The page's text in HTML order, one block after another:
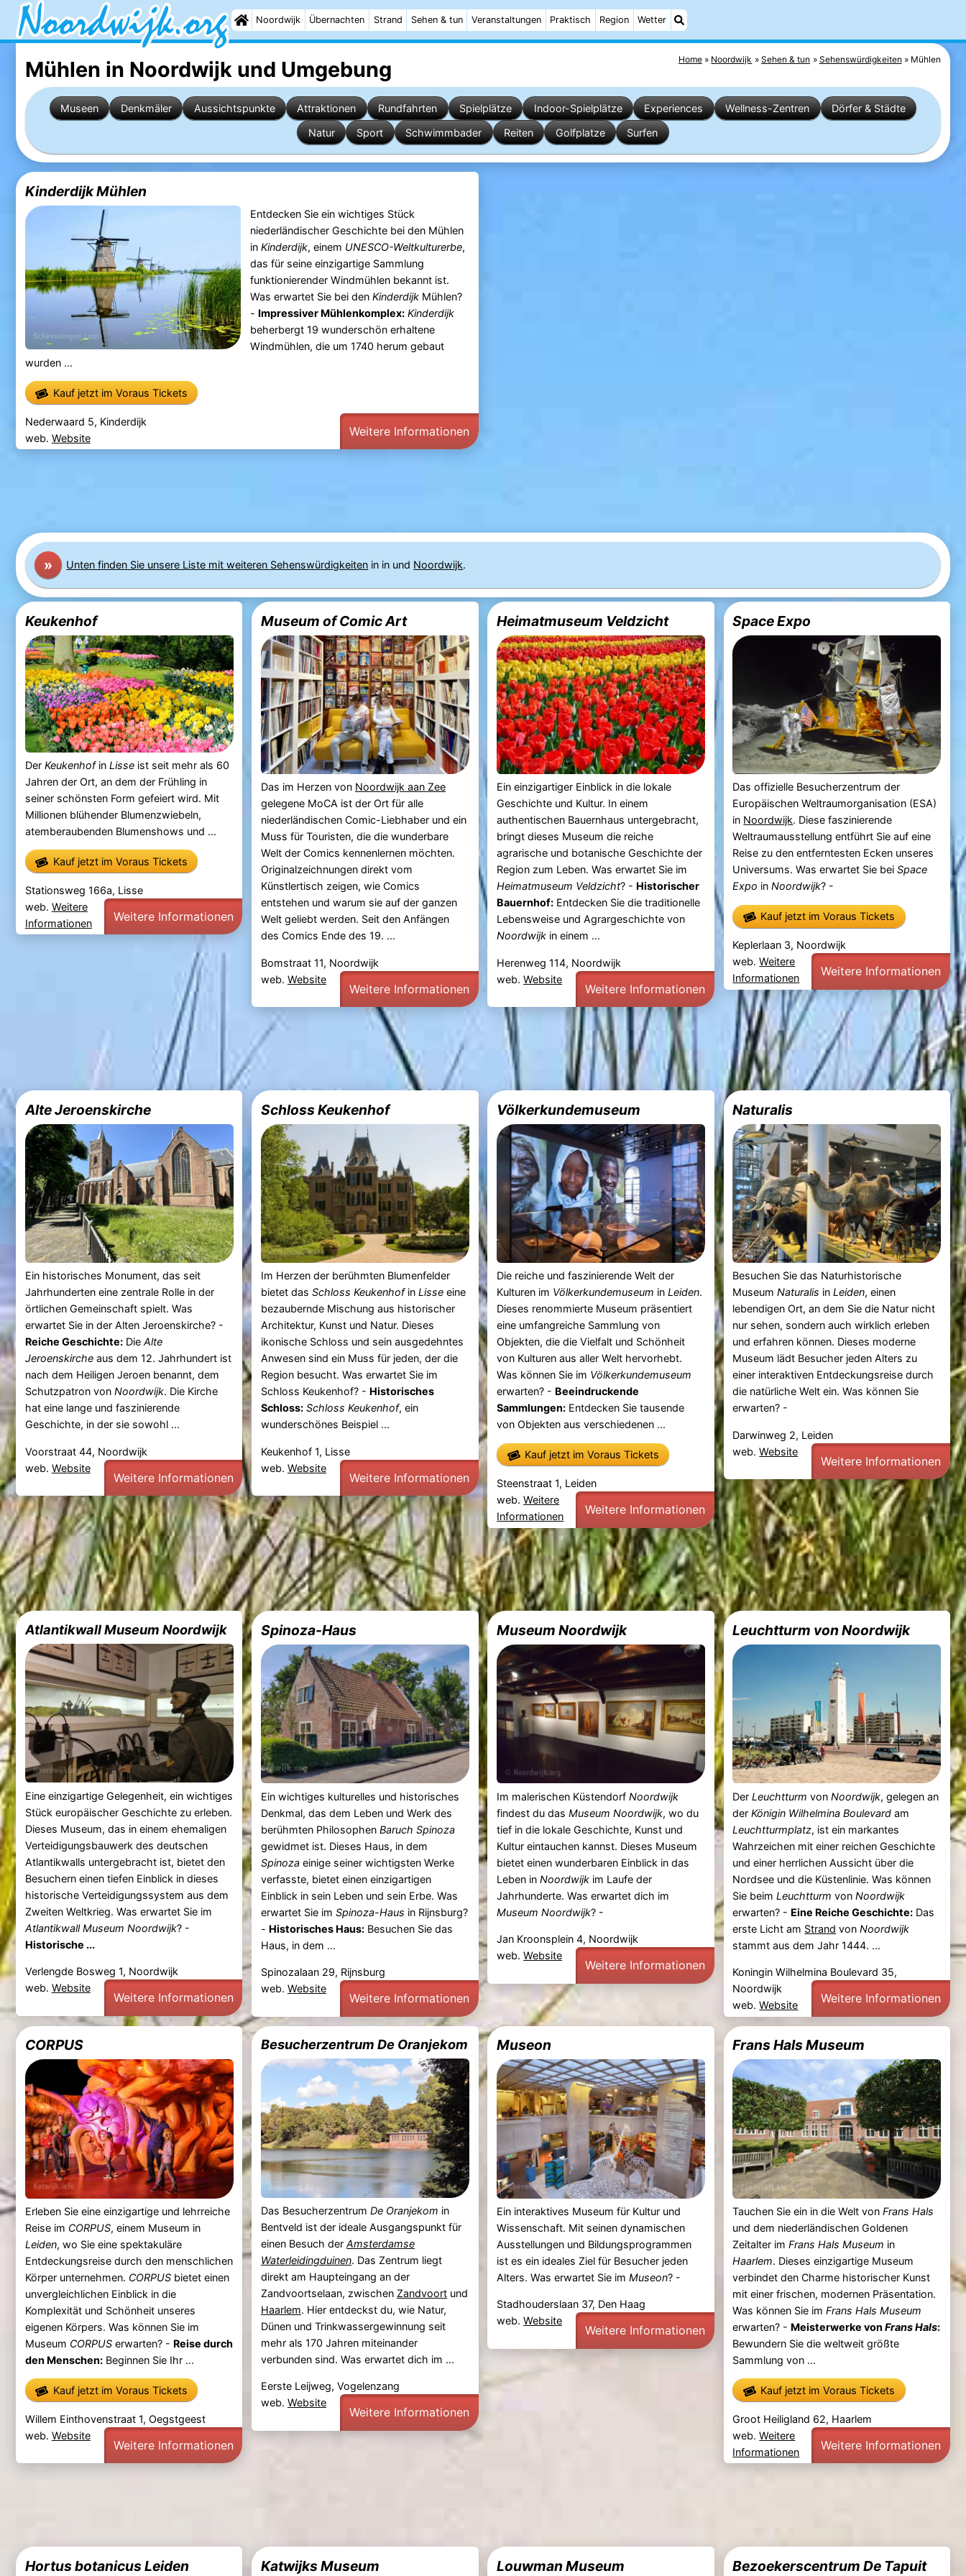
Noordwijk Übernachten Strand Sehen & tun Veranstaltungen Praktisch Region Wetter
Home Noordwijk Sehen & tun Sehenswürdigkeiten Mühlen
Mühlen in Noordwijk und Umgebung
Museen Denkmäler Aussichtspunkte Attraktionen Rundfahrten Spielplätze Indoor-Spielplätze Experiences Wellness-Zentren
Dörfer & Städte
Natur
Sport Schwimmbader Reiten Golfplatze Surfen
Kinderdijk Mühlen
Entdecken Sie ein wichtiges Stück
niederländischer Geschichte bei den Mühlen
in Kinderdijk, einem UNESCO-Weltkulturerbe,
das für seine einzigartige Sammlung
funktionierender Windmühlen bekannt ist.
Was erwartet Sie bei den KinderdijkMühlen?
- Impressiver Mühlenkomplex: Kinderdijk
beherbergt 19 wunderschön erhaltene
Windmühlen, die um 1740 herum gebaut
wurden ...
Kauf jetzt im Voraus Tickets
Nederwaard 5, Kinderdijk
web. Website Weitere Informationen
» Unten finden Sie unsere Liste mit weiteren Sehenswürdigkeiten in in und Noordwijk.
Keukenhof
Der Keukenhofin Lisseist seit mehr als 60
Jahren der Ort, an dem der Frühling in
seiner schönsten Form gefeiert wird. Mit
Millionen blühender Blumenzwiebeln,
atemberaubenden Blumenshows und ...
Kauf jetzt im Voraus Tickets
Stationsweg 166a, Lisse
web. Weitere
Informationen
Weitere Informationen
Museum of Comic Art
Das im Herzen von Noordwijk aan Zee
gelegene MoCA ist der Ort für alle
niederländischen Comic-Liebhaber und ein
Muss für Touristen, die die wunderbare
Welt der Comics kennenlernen möchten.
Originalzeichnungen direkt vom
Künstlertisch zeigen, wie Comics
entstehen und warum sie auf der ganzen
Welt geliebt werden. Seit den Anfängen
des Comics Ende des 19. ...
Bomstraat 11, Noordwijk
web. Website
Weitere Informationen
Heimatmuseum Veldzicht
Ein einzigartiger Einblick in die lokale
Geschichte und Kultur. In einem
authentischen Bauernhaus untergebracht,
bringt dieses Museum die reiche
agrarische und botanische Geschichte der
Region zum Leben. Was erwartet Sie im
Heimatmuseum Veldzicht? - Historischer
Bauernhof: Entdecken Sie die traditionelle
Lebensweise und Agrargeschichte von
Noordwijk in einem ...
Herenweg 114, Noordwijk
web.Website
Weitere Informationen
Space Expo
Das offizielle Besucherzentrum der
Europäischen Weltraumorganisation (ESA)
in Noordwijk. Diese faszinierende
Weltraumausstellung entführt Sie auf eine
Reise zu den entferntesten Ecken unseres
Universums. Was erwartet Sie beiSpace
Expo inNoordwijk? -
Kauf jetzt im Voraus Tickets
Keplerlaan 3, Noordwijk
web.Weitere
Informationen
Weitere Informationen
Alte Jeroenskirche
Ein historisches Monument, das seit
Jahrhunderten eine zentrale Rolle in der
örtlichen Gemeinschaft spielt. Was
erwartet Sie in der Alten Jeroenskirche? -
Reiche Geschichte:Die Alte
Jeroenskircheaus dem 12. Jahrhundert ist
nach dem Heiligen Jeroen benannt, dem
Schutzpatron von Noordwijk. Die Kirche
hat eine lange und faszinierende
Geschichte, in der sie sowohl ...
Voorstraat 44, Noordwijk
web. Website
Weitere Informationen
Schloss Keukenhof
Im Herzen der berühmten Blumenfelder
bietet das Schloss Keukenhofin Lisseeine
bezaubernde Mischung aus historischer
Architektur, Kunst und Natur. Dieses
ikonische Schloss und sein ausgedehntes
Anwesen sind ein Muss für jeden, der die
Region besucht. Was erwartet Sie im
Schloss Keukenhof? - Historisches
Schloss: Schloss Keukenhof, ein
wunderschönes Beispiel ...
Keukenhof 1, Lisse
web. Website
Weitere Informationen
Völkerkundemuseum
Die reiche und faszinierende Welt der
Kulturen im Völkerkundemuseum inLeiden.
Dieses renommierte Museum präsentiert
eine umfangreiche Sammlung von
Objekten, die die Vielfalt und Schönheit
von Kulturen aus aller Welt hervorhebt.
Was können Sie im Völkerkundemuseum
erwarten? - Beeindruckende
Sammlungen: Entdecken Sie tausende
von Objekten aus verschiedenen ...
Kauf jetzt im Voraus Tickets
Steenstraat 1, Leiden
web.Weitere
Informationen
Weitere Informationen
Naturalis
Besuchen Sie das Naturhistorische
MuseumNaturalis inLeiden, einen
lebendigen Ort, an dem Sie die Natur nicht
nur sehen, sondern auch wirklich erleben
und erfahren können. Dieses moderne
Museum lädt Besucher jeden Alters zu
einer interaktiven Entdeckungsreise durch
die natürliche Welt ein. Was können Sie
erwarten? -
Darwinweg 2, Leiden
web.Website
Weitere Informationen
Atlantikwall Museum Noordwijk
Eine einzigartige Gelegenheit, ein wichtiges
Stück europäischer Geschichte zu erleben.
Dieses Museum, das in einem ehemaligen
Verteidigungsbauwerk des deutschen
Atlantikwalls untergebracht ist, bietet den
Besuchern einen tiefen Einblick in dieses
historische Verteidigungssystem aus dem
Zweiten Weltkrieg. Was erwartet Sie im
Atlantikwall Museum Noordwijk? -
Historische ...
Verlengde Bosweg 1, Noordwijk
web. Website
Weitere Informationen
Spinoza-Haus
Ein wichtiges kulturelles und historisches
Denkmal, das dem Leben und Werk des
berühmten Philosophen Baruch Spinoza
gewidmet ist. Dieses Haus, in dem
Spinozaeinige seiner wichtigsten Werke
verfasste, bietet einen einzigartigen
Einblick in sein Leben und sein Erbe. Was
erwartet Sie im Spinoza-Haus in Rijnsburg?
- Historisches Haus:Besuchen Sie das
Haus, in dem ...
Spinozalaan 29, Rijnsburg
web. Website
Weitere Informationen
Museum Noordwijk
Im malerischen KüstendorfNoordwijk
findest du dasMuseum Noordwijk, wo du
tief in die lokale Geschichte, Kunst und
Kultur eintauchen kannst. Dieses Museum
bietet einen wunderbaren Einblick in das
Leben inNoordwijk im Laufe der
Jahrhunderte. Was erwartet dich im
Museum Noordwijk? -
Jan Kroonsplein 4, Noordwijk
web.Website
Weitere Informationen
Leuchtturm von Noordwijk
DerLeuchtturm vonNoordwijk, gelegen an
derKönigin Wilhelmina Boulevard am
Leuchtturmplatz, ist ein markantes
Wahrzeichen mit einer reichen Geschichte
und einer herrlichen Aussicht über die
Nordsee und die Küstenlinie. Was können
Sie beimLeuchtturm vonNoordwijk
erwarten? - Eine Reiche Geschichte: Das
erste Licht am Strand vonNoordwijk
stammt aus dem Jahr 1444. ...
Koningin Wilhelmina Boulevard 35,
Noordwijk
web.Website Weitere Informationen
CORPUS
Erleben Sie eine einzigartige und lehrreiche
Reise im CORPUS, einem Museum in
Leiden, wo Sie eine spektakuläre
Entdeckungsreise durch den menschlichen
Körper unternehmen. CORPUSbietet einen
unvergleichlichen Einblick in die
Komplexität und Schönheit unseres
eigenen Körpers. Was können Sie im
Museum CORPUSerwarten? - Reise durch
den Menschen:Beginnen Sie Ihr ...
Kauf jetzt im Voraus Tickets
Willem Einthovenstraat 1, Oegstgeest
web. Website
Weitere Informationen
Besucherzentrum De Oranjekom
Das Besucherzentrum De Oranjekom in
Bentveld ist der ideale Ausgangspunkt für
einen Besuch der Amsterdamse
Waterleidingduinen. Das Zentrum liegt
direkt am Haupteingang an der
Zandvoortselaan, zwischen Zandvoortund
Haarlem. Hier entdeckst du, wie Natur,
Dünen und Trinkwassergewinnung seit
mehr als 170 Jahren miteinander
verbunden sind. Was erwartet dich im ...
Eerste Leijweg, Vogelenzang
web. Website
Weitere Informationen
Museon
Ein interaktives Museum für Kultur und
Wissenschaft. Mit seinen dynamischen
Ausstellungen und Bildungsprogrammen
ist es ein ideales Ziel für Besucher jeden
Alters. Was erwartet Sie imMuseon? -
Stadhouderslaan 37, Den Haag
web.Website
Weitere Informationen
Frans Hals Museum
Tauchen Sie ein in die Welt vonFrans Hals
und dem niederländischen Goldenen
Zeitalter imFrans Hals Museum in
Haarlem. Dieses einzigartige Museum
verbindet den Charme historischer Kunst
mit einer frischen, modernen Präsentation.
Was können Sie imFrans Hals Museum
erwarten? - Meisterwerke vonFrans Hals:
Bewundern Sie die weltweit größte
Sammlung von ...
Kauf jetzt im Voraus Tickets
Groot Heiligland 62, Haarlem
web.Weitere
Informationen
Weitere Informationen
Hortus botanicus Leiden Katwijks Museum Louwman Museum Bezoekerscentrum De Tapuit